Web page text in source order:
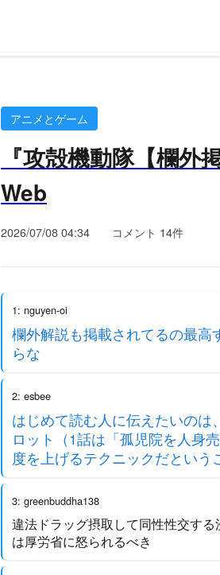
アニメとゲーム
『攻殻機動隊【欄
Web
2026/07/08 04:34 コメント 14件
1: nguyen-oi
欄外解説も掲載されてるの最
らな
2: esbee
はじめて読む人に伝えたいの
ロット（1話は「孤児院を人身
度を上げるテクニックだという
3: greenbuddha138
違法ドラッグ摂取して同性性交す
は厚労省に怒られるべき